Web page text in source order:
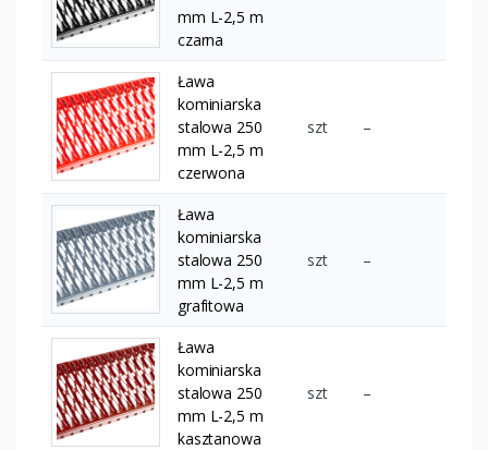
mm L-2,5 m
czarna
Ława
kominiarska
stalowa 250
mm L-2,5 m
czerwona
szt –
Ława
kominiarska
stalowa 250
mm L-2,5 m
grafitowa
szt –
Ława
kominiarska
stalowa 250
mm L-2,5 m
kasztanowa
szt –